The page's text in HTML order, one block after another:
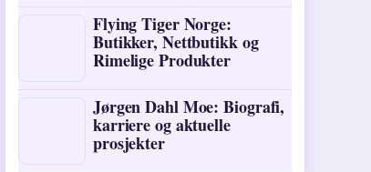
Flying Tiger Norge:
Butikker, Nettbutikk og
Rimelige Produkter
Jørgen Dahl Moe: Biografi,
karriere og aktuelle
prosjekter